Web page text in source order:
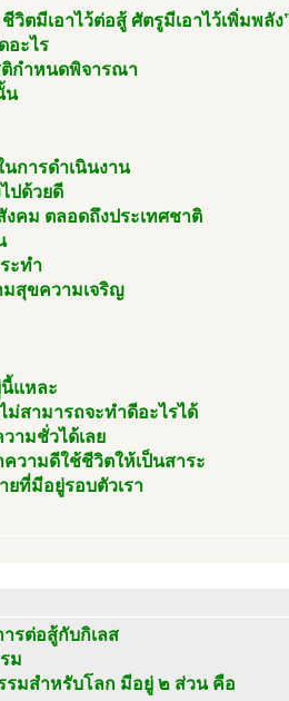
วิตมีเอาไว้ต่อสู้ ศัตรูมีเอาไว้เพิ่มพลัง
อะไร
กำหนดพิจารณา
น
การดำเนินงาน
ปด้วยดี
งคม ตลอดถึงประเทศชาติ
ะทำ
มสุขความเจริญ
นี้แหละ
ม่สามารถจะทำดีอะไรได้
ามชั่วได้เลย
วามดีใช้ชีวิตให้เป็นสาระ
ที่มีอยู่รอบตัวเรา
รต่อสู้กับกิเลส
ม
รมสำหรับโลก มีอยู่ ๒ ส่วน คือ